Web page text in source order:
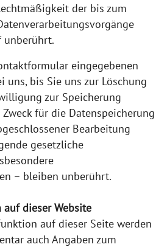
der bis zum
unberührt.
eingegebenen
uns, bis Sie uns zur Löschung
zur Speicherung
für die Datenspeicherung
Bearbeitung
gesetzliche
– bleiben unberührt.
dieser Website
auf dieser Seite werden
auch Angaben zum